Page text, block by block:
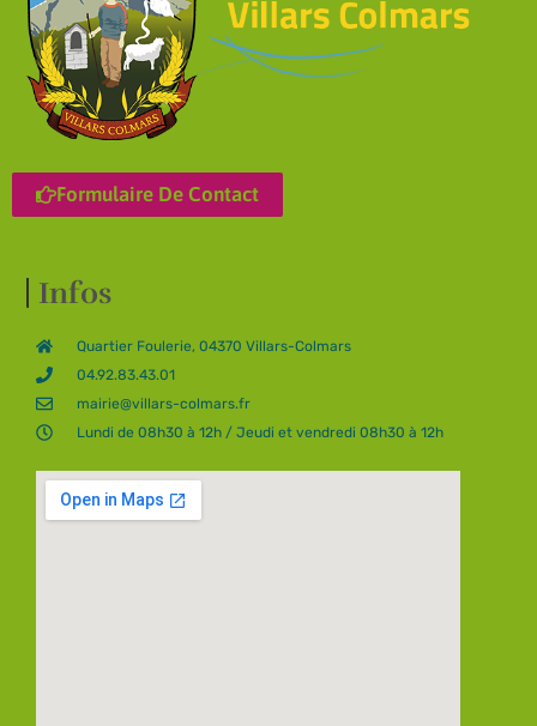
Formulaire De Contact
Infos
Quartier Foulerie, 04370 Villars-Colmars
04.92.83.43.01
mairie@villars-colmars.fr
Lundi de 08h30 à 12h / Jeudi et vendredi 08h30 à 12h